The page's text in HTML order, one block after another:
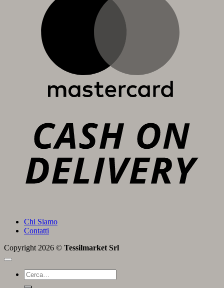
Chi Siamo
Contatti
Copyright 2026 © Tessilmarket Srl
Cerca: